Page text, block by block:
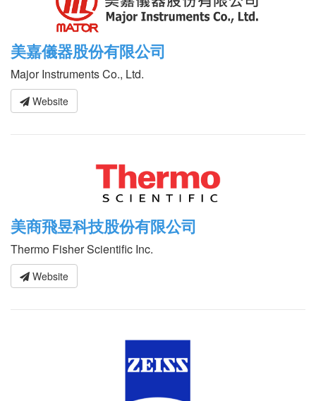
美嘉儀器股份有限公司
Major Instruments Co., Ltd.
Website
美商飛昱科技股份有限公司
Thermo Fisher Scientific Inc.
Website